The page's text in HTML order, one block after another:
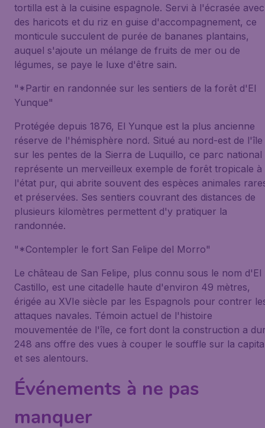
tortilla est à la cuisine espagnole. Servi à l'écrasée avec
des haricots et du riz en guise d'accompagnement, ce
monticule succulent de purée de bananes plantains,
auquel s'ajoute un mélange de fruits de mer ou de
légumes, se paye le luxe d'être sain.
"*Partir en randonnée sur les sentiers de la forêt d'El
Yunque"
Protégée depuis 1876, El Yunque est la plus ancienne
réserve de l'hémisphère nord. Situé au nord-est de l'île
sur les pentes de la Sierra de Luquillo, ce parc national
représente un merveilleux exemple de forêt tropicale à
l'état pur, qui abrite souvent des espèces animales
et préservées. Ses sentiers couvrant des distances de
plusieurs kilomètres permettent d'y pratiquer la
randonnée.
"*Contempler le fort San Felipe del Morro"
Le château de San Felipe, plus connu sous le nom d'El
Castillo, est une citadelle haute d'environ 49 mètres,
érigée au XVIe siècle par les Espagnols pour contrer
attaques navales. Témoin actuel de l'histoire
mouvementée de l'île, ce fort dont la construction a
248 ans offre des vues à couper le souffle sur la
et ses alentours.
Événements à ne pas
manquer